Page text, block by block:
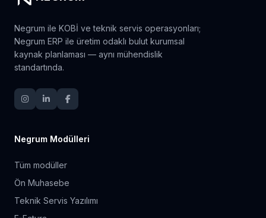
Negrum ile KOBİ ve teknik servis operasyonları;
Negrum ERP ile üretim odaklı bulut kurumsal
kaynak planlaması — aynı mühendislik
standartında.
Negrum Modülleri
Tüm modüller
Ön Muhasebe
Teknik Servis Yazılımı